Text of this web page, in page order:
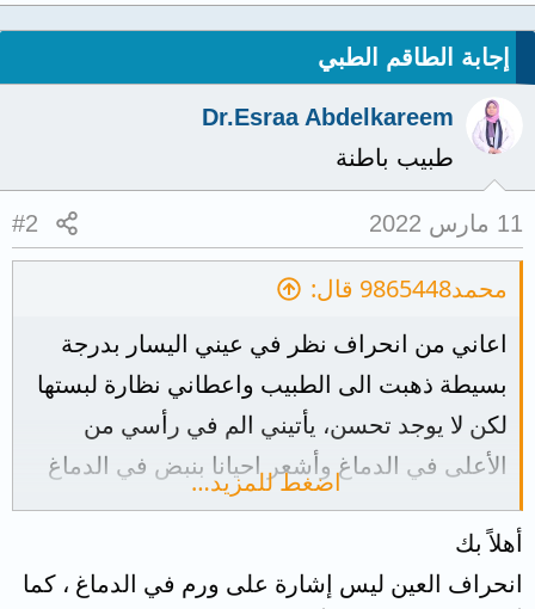
إجابة الطاقم الطبي
Dr.Esraa Abdelkareem
طبيب باطنة
11 مارس 2022 #2
محمد9865448 قال:
اعاني من انحراف نظر في عيني اليسار بدرجة
بسيطة ذهبت الى الطبيب واعطاني نظارة لبستها
لكن لا يوجد تحسن، يأتيني الم في رأسي من
الأعلى في الدماغ وأشعر احيانا بنبض في الدماغ
مع الم شديد هل يمكن ان يكون عندي ورم او
سرطان في الدماغ، وهل انحراف النظر من
اعراض اورام الدماغ وايضا اذناي تؤلمني مع
اضغط للمزيد…
أهلاً بك
انحراف العين ليس إشارة على ورم في الدماغ ، كما